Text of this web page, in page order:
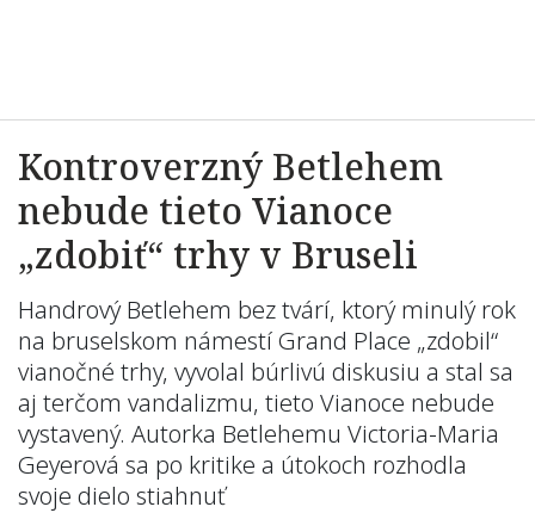
Kontroverzný Betlehem
nebude tieto Vianoce
„zdobiť“ trhy v Bruseli
Handrový Betlehem bez tvárí, ktorý minulý rok
na bruselskom námestí Grand Place „zdobil“
vianočné trhy, vyvolal búrlivú diskusiu a stal sa
aj terčom vandalizmu, tieto Vianoce nebude
vystavený. Autorka Betlehemu Victoria-Maria
Geyerová sa po kritike a útokoch rozhodla
svoje dielo stiahnuť